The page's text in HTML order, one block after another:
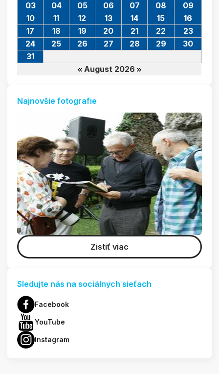
August 2026
03
04 05 06 07 08
09
10
11 12 13 14 15
16
17
18 19 20 21 22
23
24
25 26 27 28 29
30
31
Najnovšie fotografie
Zistiť viac
Sledujte nás na sociálnych sieťach
Facebook
YouTube
Instagram